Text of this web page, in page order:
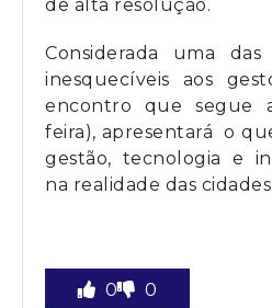
de alta resolução.
Considerada uma das
inesquecíveis aos
encontro que segue
feira), apresentará o
gestão, tecnologia e
na realidade das cidades
0 0